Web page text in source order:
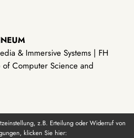
& Immersive Systems | FH
of Computer Science and
z.B. Erteilung oder Widerruf von
klicken Sie hier: